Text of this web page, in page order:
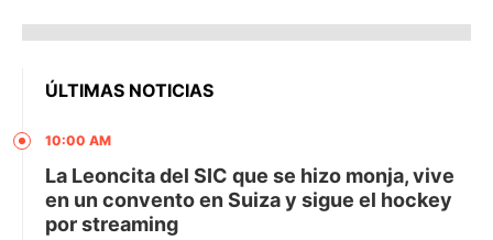
ÚLTIMAS NOTICIAS
10:00 AM
La Leoncita del SIC que se hizo monja, vive
en un convento en Suiza y sigue el hockey
por streaming